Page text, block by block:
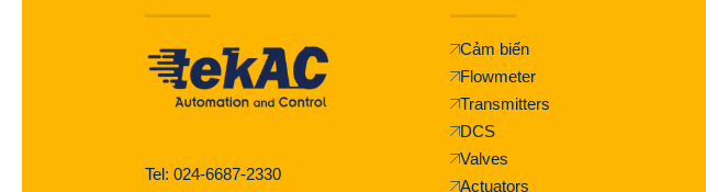
Tel: 024-6687-2330
Cảm biến
Flowmeter
Transmitters
DCS
Valves
Actuators